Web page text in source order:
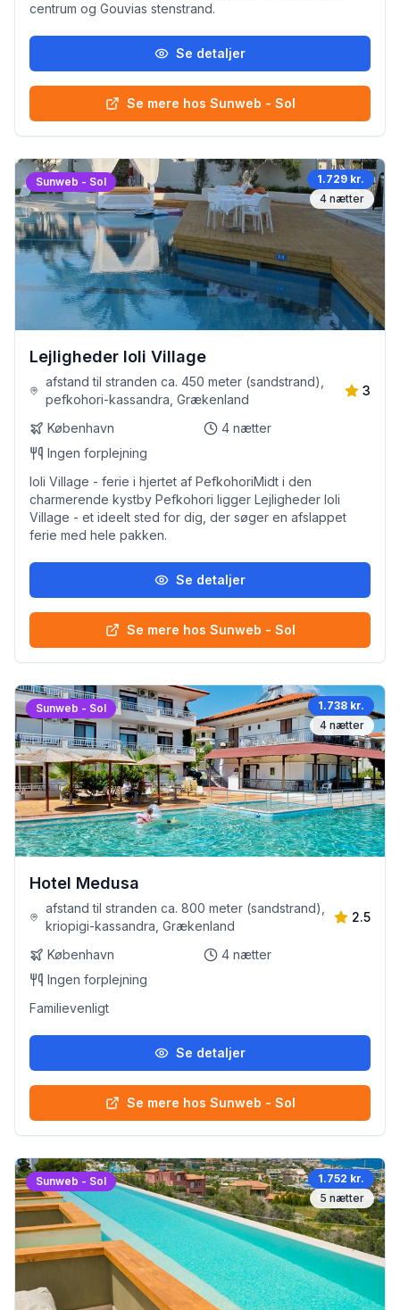
centrum og Gouvias stenstrand.
Se detaljer
Se mere hos Sunweb - Sol
Sunweb - Sol
1.729 kr.
4 nætter
Lejligheder Ioli Village
afstand til stranden ca. 450 meter (sandstrand),
pefkohori-kassandra, Grækenland
3
København 4 nætter
Ingen forplejning
Ioli Village - ferie i hjertet af PefkohoriMidt i den
charmerende kystby Pefkohori ligger Lejligheder Ioli
Village - et ideelt sted for dig, der søger en afslappet
ferie med hele pakken.
Se detaljer
Se mere hos Sunweb - Sol
Sunweb - Sol
1.738 kr.
4 nætter
Hotel Medusa
afstand til stranden ca. 800 meter (sandstrand),
kriopigi-kassandra, Grækenland
2.5
København 4 nætter
Ingen forplejning
Familievenligt
Se detaljer
Se mere hos Sunweb - Sol
Sunweb - Sol
1.752 kr.
5 nætter